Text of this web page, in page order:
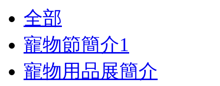
全部
寵物節簡介1
寵物用品展簡介